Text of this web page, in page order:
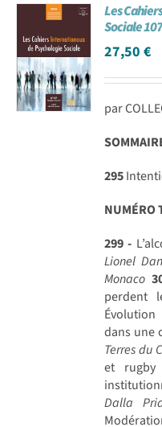
Les
Sociale
27,50€
par
295
NUMÉRO
299 -
Lionel
Monaco
perdent
dans une
Terres du
et rugby
Dalla